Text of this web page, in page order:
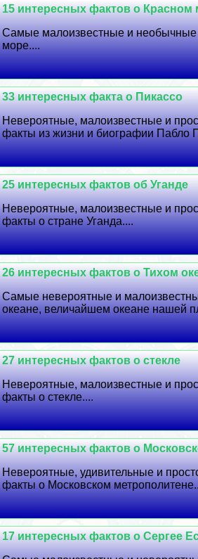
15 интересных фактов о Красном
Самые малоизвестные и
море....
33 интересных факта о Пикассо
Невероятные, малоизвестные и
факты из жизни и биографии Пабло
25 интересных фактов об Уганде
Невероятные, малоизвестные и
факты о стране Уганда....
26 интересных фактов о Тихом
Самые невероятные и
океане, величайшем океане нашей
27 интересных фактов о стекле
Невероятные, малоизвестные и
факты о стекле....
57 интересных фактов о
Невероятные, удивительные и
факты о Московском
17 интересных фактов о Сергее